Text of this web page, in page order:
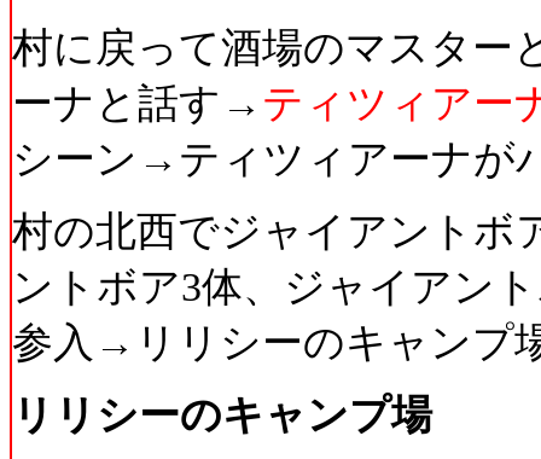
村に戻って酒場のマスタ
ーナと話す→ ティツィアー
シーン→ティツィアーナが
村の北西でジャイアントボ
ントボア3体、ジャイアン
参入→リリシーのキャンプ
リリシーのキャンプ場